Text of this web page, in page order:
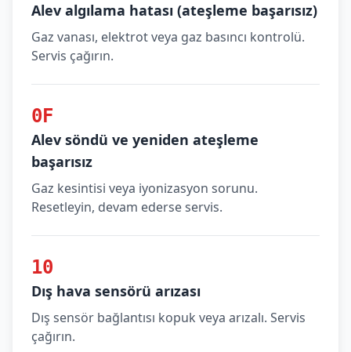
Alev algılama hatası (ateşleme başarısız)
Gaz vanası, elektrot veya gaz basıncı kontrolü.
Servis çağırın.
0F
Alev söndü ve yeniden ateşleme
başarısız
Gaz kesintisi veya iyonizasyon sorunu.
Resetleyin, devam ederse servis.
10
Dış hava sensörü arızası
Dış sensör bağlantısı kopuk veya arızalı. Servis
çağırın.